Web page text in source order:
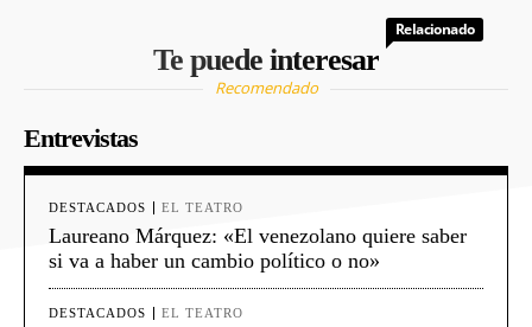
Te puede interesar
Relacionado
Recomendado
Entrevistas
DESTACADOS EL TEATRO
Laureano Márquez: «El venezolano quiere saber
si va a haber un cambio político o no»
DESTACADOS EL TEATRO